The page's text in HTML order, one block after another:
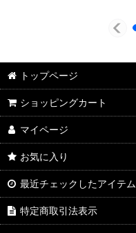
トップページ
ショッピングカート
マイページ
お気に入り
最近チェックしたアイテム
特定商取引法表示